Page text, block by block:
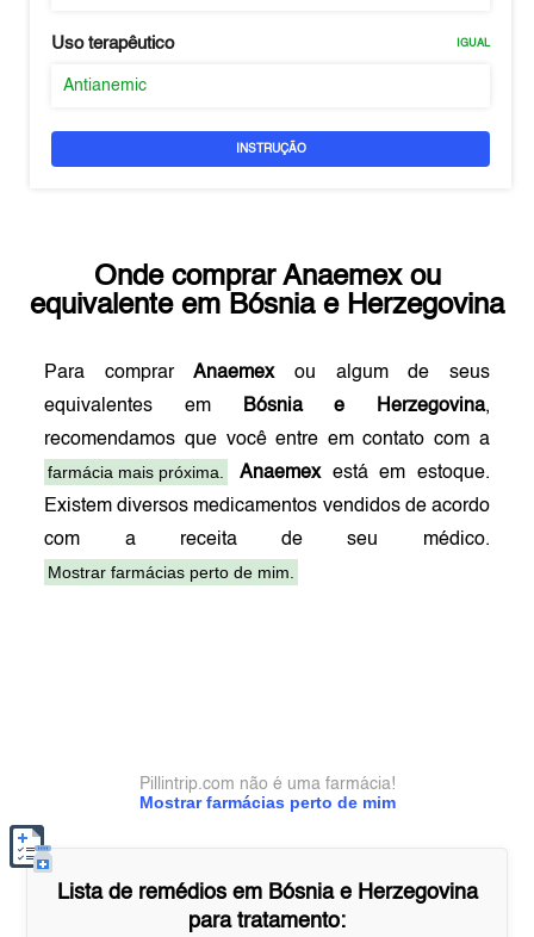
Uso terapêutico IGUAL
Antianemic
INSTRUÇÃO
Onde comprar Anaemexou
equivalente em Bósnia e Herzegovina
Para comprarAnaemexou algum de seus
equivalentes em
Bósnia e Herzegovina,
recomendamos que você entre em contato com a
farmácia mais próxima.
Anaemexestá em estoque.
Existem diversos medicamentos vendidos de acordo
com a receita de seu médico.
Mostrar farmácias perto de mim.
Mostrar farmácias perto de mim
Pillintrip.com não é uma farmácia!
Lista de remédios em Bósnia e Herzegovina
para tratamento: